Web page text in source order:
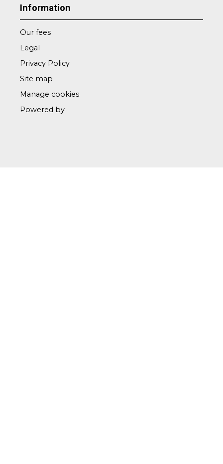
Information
Our fees
Legal
Privacy Policy
Site map
Manage cookies
Powered by